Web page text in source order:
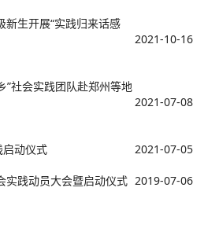
新生开展“实践归来话感
2021-10-16
”社会实践团队赴郑州等地
2021-07-08
启动仪式 2021-07-05
实践动员大会暨启动仪式 2019-07-06